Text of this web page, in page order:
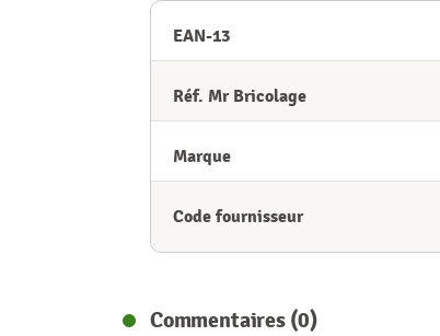
EAN-13
Réf. Mr Bricolage
Marque
Code fournisseur
Commentaires (0)